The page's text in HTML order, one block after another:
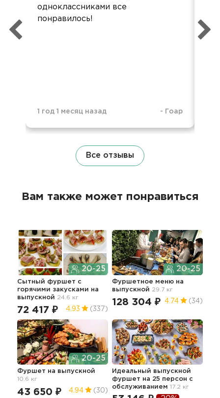
одноклассниками все
понравилось!
1 год 1 месяц назад - Гоар
Все отзывы
Вам также может понравиться
20-25
Сытный фуршет с
горячими закусками на
выпускной 24.6 кг
72 417 ₽ 4.93 (337)
20-25
Фуршетное меню на
выпускной 29.7 кг
128 304 ₽ 4.74 (34)
20-25
Фуршет на выпускной
10.6 кг
43 650 ₽ 4.94 (30)
Идеальный выпускной
фуршет на 25 персон с
обслуживанием 17.2 кг